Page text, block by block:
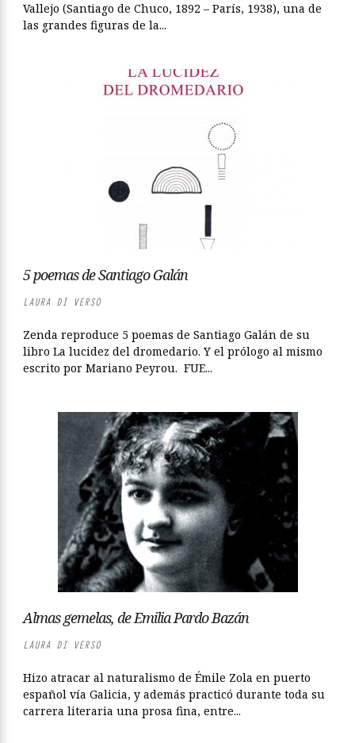
Vallejo (Santiago de Chuco, 1892 – París, 1938), una de
las grandes figuras de la...
5 poemas de Santiago Galán
LAURA DI VERSO
Zenda reproduce 5 poemas de Santiago Galán de su
libro La lucidez del dromedario. Y el prólogo al mismo
escrito por Mariano Peyrou. FUE...
Almas gemelas, de Emilia Pardo Bazán
LAURA DI VERSO
Hizo atracar al naturalismo de Émile Zola en puerto
español vía Galicia, y además practicó durante toda su
carrera literaria una prosa fina, entre...